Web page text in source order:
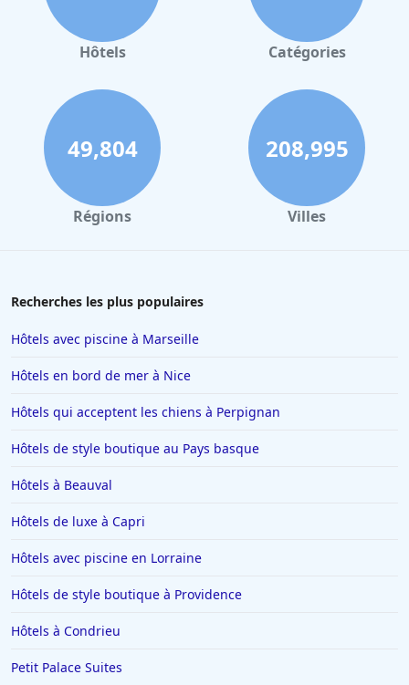
Hôtels Catégories
49,804
Régions
208,995
Villes
Recherches les plus populaires
Hôtels avec piscine à Marseille
Hôtels en bord de mer à Nice
Hôtels qui acceptent les chiens à Perpignan
Hôtels de style boutique au Pays basque
Hôtels à Beauval
Hôtels de luxe à Capri
Hôtels avec piscine en Lorraine
Hôtels de style boutique à Providence
Hôtels à Condrieu
Petit Palace Suites